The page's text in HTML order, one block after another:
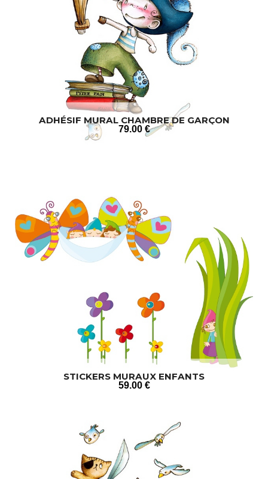
ADHÉSIF MURAL CHAMBRE DE GARÇON
79.00 €
STICKERS MURAUX ENFANTS
59.00 €